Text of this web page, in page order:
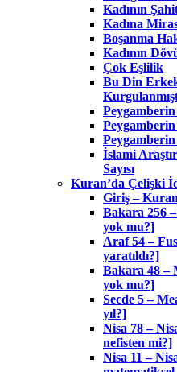
Kadının
Kadına
Boşanma
Kadının
Çok Eşlilik
Bu Din
İslami
Sayısı
Kuran’da Çelişki
Giriş –
Bakara 256
yok mu?]
Araf 54 –
yaratıldı?]
Bakara 48 –
yok mu?]
Secde 5 –
yıl?]
Nisa 78 –
nefisten mi?]
Nisa 11 –